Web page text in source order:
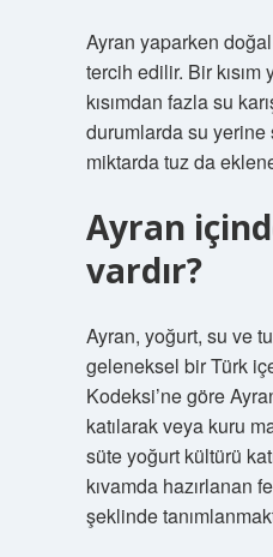
Ayran yaparken
tercih edilir. Bir
kısımdan fazla su
durumlarda su
miktarda tuz da
Ayran
vardır?
Ayran, yoğurt, su ve
geleneksel bir Türk
Kodeksi’ne göre
katılarak veya kuru
süte yoğurt kültürü
kıvamda hazırlanan
şeklinde